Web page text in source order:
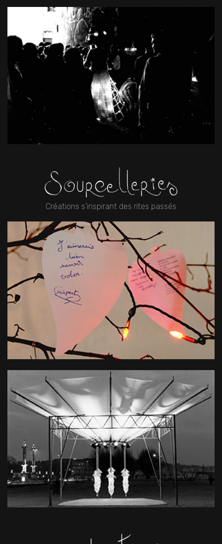
Créations s’inspirant des rites passés